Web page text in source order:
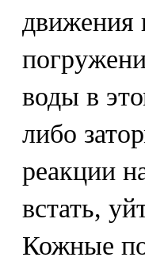
движения
воды в
либо
реакции
встать,
Кожные